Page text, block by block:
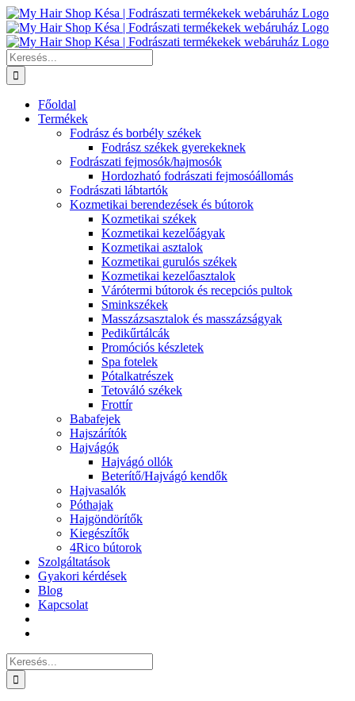
Kihagyás
Keresés...
Főoldal
Termékek
Fodrász és borbély székek
Fodrász székek gyerekeknek
Fodrászati fejmosók/hajmosók
Hordozható fodrászati fejmosóállomás
Fodrászati lábtartók
Kozmetikai berendezések és bútorok
Kozmetikai székek
Kozmetikai kezelőágyak
Kozmetikai asztalok
Kozmetikai gurulós székek
Kozmetikai kezelőasztalok
Várótermi bútorok és recepciós pultok
Sminkszékek
Masszázsasztalok és masszázságyak
Pedikűrtálcák
Promóciós készletek
Spa fotelek
Pótalkatrészek
Tetováló székek
Frottír
Babafejek
Hajszárítók
Hajvágók
Hajvágó ollók
Beterítő/Hajvágó kendők
Hajvasalók
Póthajak
Hajgöndörítők
Kiegészítők
4Rico bútorok
Szolgáltatások
Gyakori kérdések
Blog
Kapcsolat
Keresés...